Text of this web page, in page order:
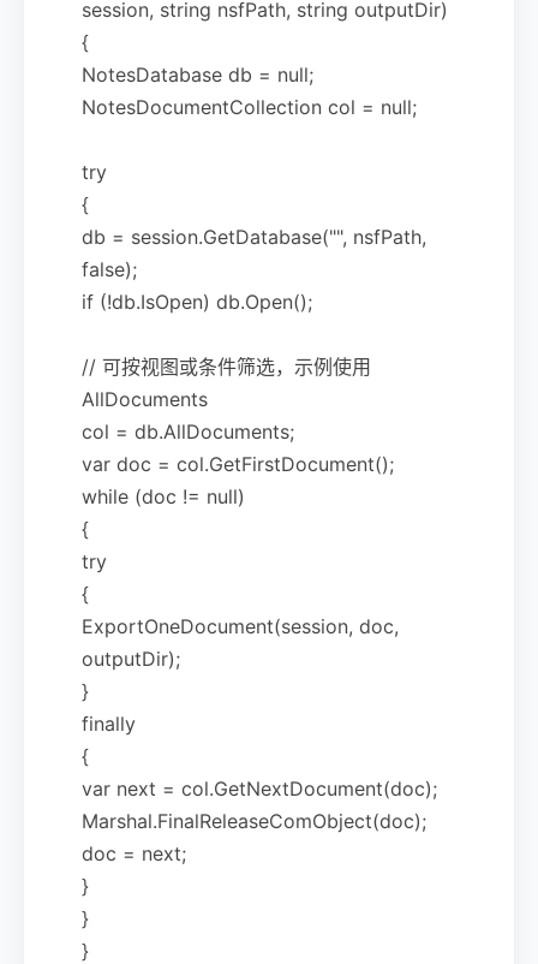
session, string nsfPath, string outputDir)
{
NotesDatabase db = null;
NotesDocumentCollection col = null;
try
{
db = session.GetDatabase("", nsfPath,
false);
if (!db.IsOpen) db.Open();
// 可按视图或条件筛选，示例使用
AllDocuments
col = db.AllDocuments;
var doc = col.GetFirstDocument();
while (doc != null)
{
try
{
ExportOneDocument(session, doc,
outputDir);
}
finally
{
var next = col.GetNextDocument(doc);
Marshal.FinalReleaseComObject(doc);
doc = next;
}
}
}